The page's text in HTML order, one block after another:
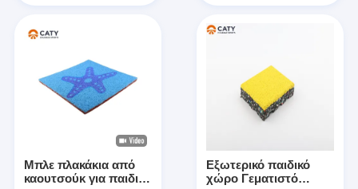
Υπόγεια από καουτσούκ αθλητικού τύπου
Γόμα για παιδική χαρά
Υπόγεια από καουτσούκ
Λαστιχένιοι κόκκοι EPDM
Μπλε πλακάκια από
καουτσούκ για παιδικά
Εξωτερικό παιδικό
χώρο Γεματιστό